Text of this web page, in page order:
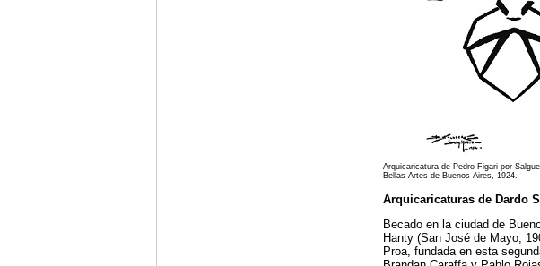
Arquicaricatura de Pedro Figari por
Bellas Artes de Buenos Aires, 1924.
Arquicaricaturas de Dardo
Becado en la ciudad de
Hanty (San José de Mayo,
Proa, fundada en esta